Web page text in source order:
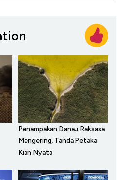
Penampakan Danau Raksasa
Mengering, Tanda Petaka
Kian Nyata